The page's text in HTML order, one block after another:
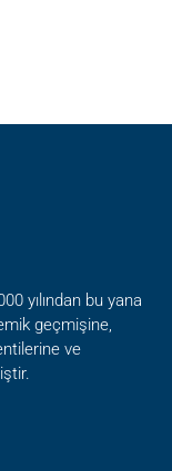
yılından bu yana
geçmişine,
ve